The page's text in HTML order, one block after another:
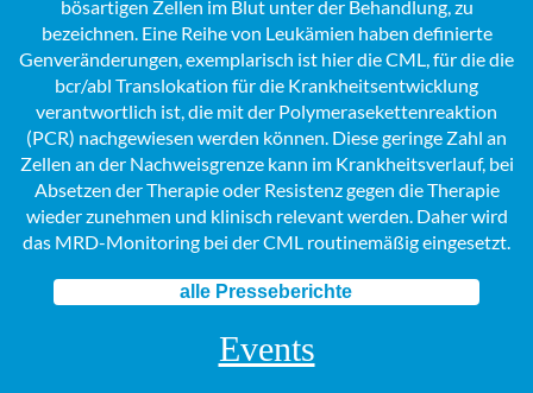
bösartigen Zellen im Blut unter der Behandlung, zu
bezeichnen. Eine Reihe von Leukämien haben definierte
Genveränderungen, exemplarisch ist hier die CML, für die die
bcr/abl Translokation für die Krankheitsentwicklung
verantwortlich ist, die mit der Polymerasekettenreaktion
(PCR) nachgewiesen werden können. Diese geringe Zahl an
Zellen an der Nachweisgrenze kann im Krankheitsverlauf, bei
Absetzen der Therapie oder Resistenz gegen die Therapie
wieder zunehmen und klinisch relevant werden. Daher wird
das MRD-Monitoring bei der CML routinemäßig eingesetzt.
alle Presseberichte
Events